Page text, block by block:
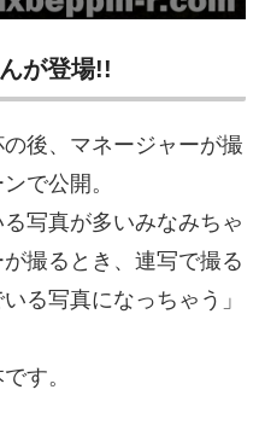
が登場!!
後、マネージャーが撮
で公開。
写真が多いみなみちゃ
撮るとき、連写で撮る
る写真になっちゃう」
す。